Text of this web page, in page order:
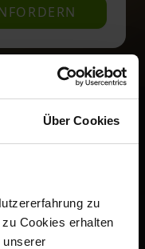
Über Cookies
zu
Cookies erhalten
unserer
sind
und